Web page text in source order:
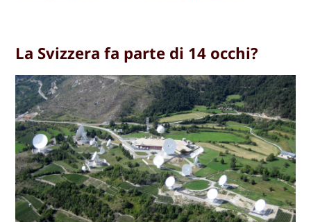
La Svizzera fa parte di 14 occhi?